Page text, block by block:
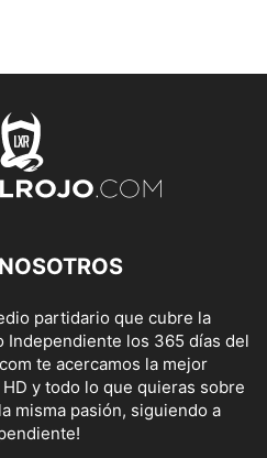
partidario que cubre la
Independiente los 365 días del
te acercamos la mejor
y todo lo que quieras sobre
misma pasión, siguiendo a